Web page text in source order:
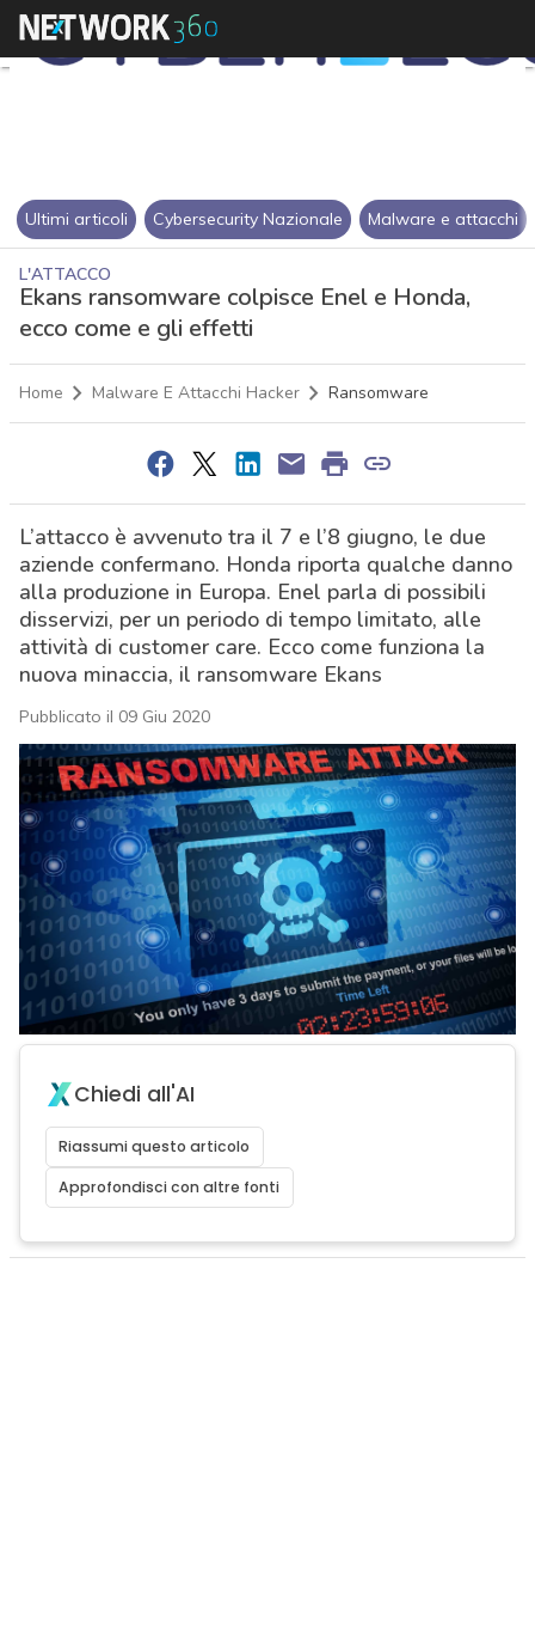
Ultimi articoli Cybersecurity Nazionale Malware e attacchi
L'ATTACCO
Ekans ransomware colpisce Enel e Honda,
ecco come e gli effetti
Home Malware E Attacchi Hacker Ransomware
L’attacco è avvenuto tra il 7 e l’8 giugno, le due
aziende confermano. Honda riporta qualche danno
alla produzione in Europa. Enel parla di possibili
disservizi, per un periodo di tempo limitato, alle
attività di customer care. Ecco come funziona la
nuova minaccia, il ransomware Ekans
Pubblicato il 09 Giu 2020
Chiedi all'AI
Riassumi questo articolo
Approfondisci con altre fonti